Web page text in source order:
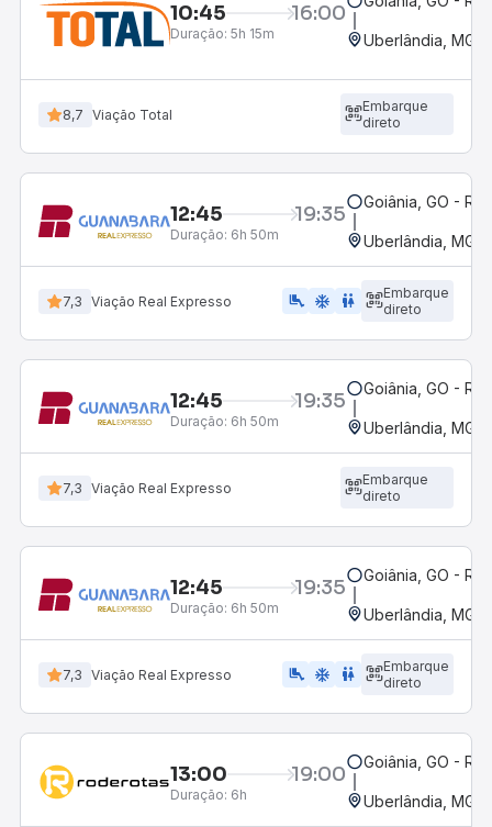
10:45 16:00
Duração: 5h 15m Uberlândia, MG -
8,7 Viação Total
Embarque
direto
12:45 19:35
Duração: 6h 50m
Goiânia, GO -
Uberlândia, MG -
7,3 Viação Real Expresso airline_seat_legroom_extra ac_unit WC
Embarque
direto
12:45 19:35
Duração: 6h 50m
Goiânia, GO -
Uberlândia, MG -
7,3 Viação Real Expresso
Embarque
direto
12:45 19:35
Duração: 6h 50m
Goiânia, GO -
Uberlândia, MG -
7,3 Viação Real Expresso airline_seat_legroom_extra ac_unit wc
Embarque
direto
13:00 19:00
Duração: 6h
Goiânia, GO -
Uberlândia, MG -